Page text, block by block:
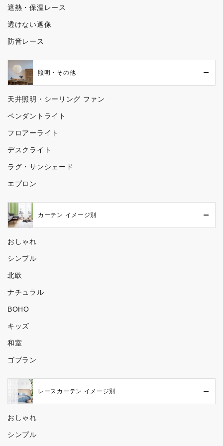
遮熱・保温レース
透けない遮像
防音レース
照明・その他
天井照明・シーリング ファン
ペンダントライト
フロアーライト
デスクライト
ラグ・サンシェード
エプロン
カーテン イメージ別
おしゃれ
シンプル
北欧
ナチュラル
BOHO
キッズ
和室
ゴブラン
レースカーテン イメージ別
おしゃれ
シンプル